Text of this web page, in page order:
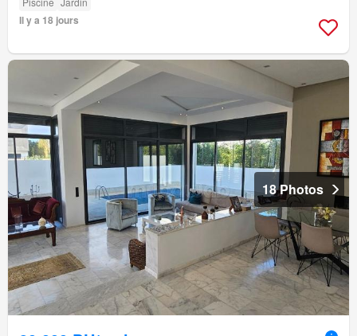
Il y a 18 jours
18 Photos